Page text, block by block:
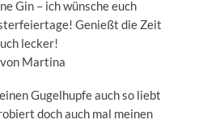
Gin – ich wünsche euch
Genießt die Zeit
lecker!
Martina
Gugelhupfe auch so liebt
doch auch mal meinen